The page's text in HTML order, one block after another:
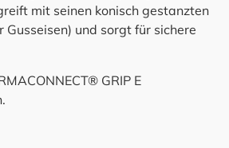
mit seinen konisch gestanzten
und sorgt für sichere
GRIP E